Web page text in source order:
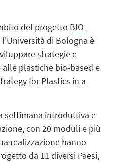
del progetto BIO-
l'Università di Bologna è
strategie e
plastiche bio-based e
for Plastics in a
settimana introduttiva e
con 20 moduli e più
realizzazione hanno
da 11 diversi Paesi,